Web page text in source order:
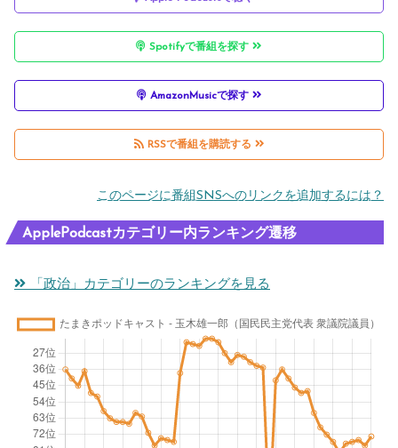
Spotifyで番組を探す
AmazonMusicで探す
RSSで番組を購読する
このページに番組SNSへのリンクを追加するには？
ApplePodcastカテゴリー内ランキング遷移
「政治」カテゴリーのランキングを見る